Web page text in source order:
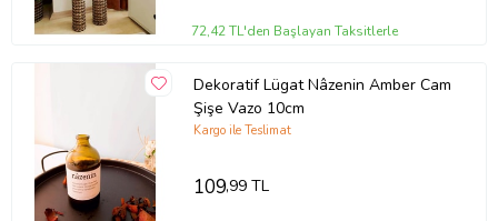
72,42 TL'den Başlayan Taksitlerle
Dekoratif Lügat Nâzenin Amber Cam
Şişe Vazo 10cm
Kargo ile Teslimat
109,99 TL